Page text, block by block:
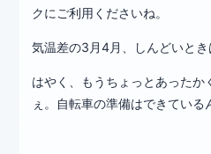
クにご利用くださいね。
気温差の3月4月、しんどいと
はやく、もうちょっとあったか
ぇ。自転車の準備はできている